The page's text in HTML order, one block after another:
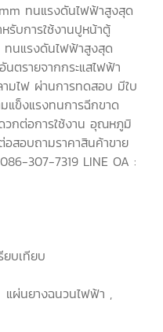
ทนแรงดันไฟฟ้าสูงสุด
รับการใช้งานปูหน้าตู้
ทนแรงดันไฟฟ้าสูงสุด
ตรายจากกระแสไฟฟ้า
มไฟ ผ่านการทดสอบ มีใบ
แข็งแรงทนการฉีกขาด
วกต่อการใช้งาน อุณหภูมิ
สอบถามราคาสินค้าขาย
307-7319 LINE OA :
ยบเทียบ
แผ่นยางฉนวนไฟฟ้า ,